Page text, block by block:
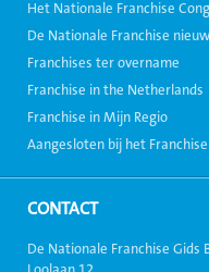
Het Nationale Franchise
De Nationale Franchise
Franchises ter overname
Franchise in the Netherlands
Franchise in Mijn Regio
Aangesloten bij het
CONTACT
De Nationale Franchise Gids